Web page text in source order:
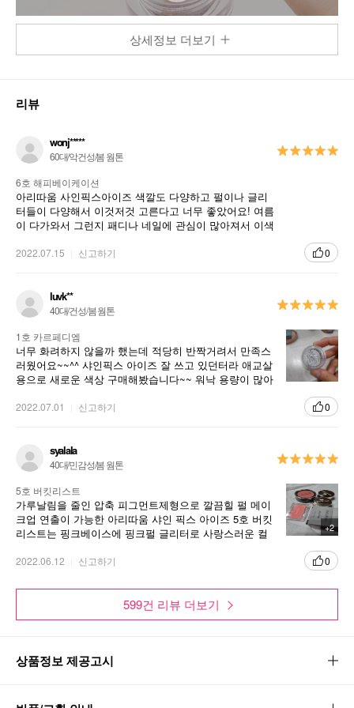
상세정보 더보기
리뷰
wonj*****
60대/악건성/봄 웜톤
6호 해피베이케이션
아리따움 사인픽스아이즈 색깔도 다양하고 펄이나 글리
터들이 다양해서 이것저것 고른다고 너무 좋았어요! 여름
이 다가와서 그런지 패디나 네일에 관심이 많아져서 이색
2022.07.15 신고하기 0
luvk**
40대/건성/봄 웜톤
1호 카르페디엠
너무 화려하지 않을까 했는데 적당히 반짝거려서 만족스
러웠어요~~^^ 샤인픽스 아이즈 잘 쓰고 있던터라 애교살
용으로 새로운 색상 구매해봤습니다~~ 워낙 용량이 많아
2022.07.01 신고하기 0
syalala
40대/민감성/봄 웜톤
+2
5호 버킷리스트
가루날림을 줄인 압축 피그먼트제형으로 깔끔힐 펄 메이
크업 연출이 가능한 아리따움 샤인 픽스 아이즈 5호 버킷
리스트는 핑크베이스에 핑크펄 글리터로 사랑스러운 컬
감을 잘 유지해줘요.
2022.06.12 신고하기 0
599건 리뷰 더보기
상품정보 제공고시